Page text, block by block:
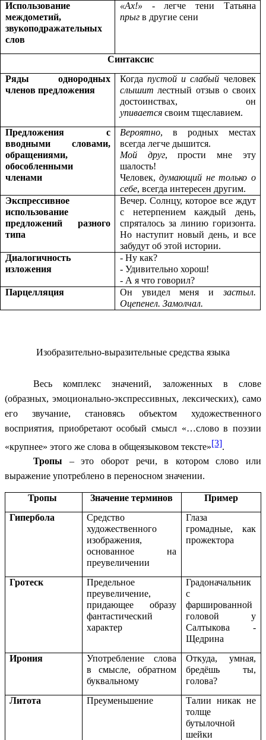
Использование
междометий,
звукоподражательных
слов
«Ах!» - легче тени Татьяна
прыг в другие сени
Синтаксис
Ряды однородных
членов предложения
Когдапустой и слабый человек
слышит лестный отзыв о своих
достоинствах, он
упивается своим тщеславием.
Предложения с
вводными словами,
обращениями,
обособленными
членами
Вероятно, в родных местах
всегда легче дышится.
Мой друг, прости мне эту
шалость!
Человек,думающий не только о
себе, всегда интересен другим.
Экспрессивное
использование
предложений разного
типа
Вечер. Солнцу, которое все ждут
с нетерпением каждый день,
спряталось за линию горизонта.
Но наступит новый день, и все
забудут об этой истории.
Диалогичность
изложения
- Ну как?
- Удивительно хорош!
- А я что говорил?
Парцелляция
Он увидел меня изастыл.
Оцепенел. Замолчал.
Изобразительно-выразительные средства языка
Весь комплекс значений, заложенных в слове
(образных, эмоционально-экспрессивных, лексических), само
его звучание, становясь объектом художественного
восприятия, приобретают особый смысл «…слово в поэзии
«крупнее» этого же слова в общеязыковом тексте»[3].
Тропы – это оборот речи, в котором слово или
выражение употреблено в переносном значении.
Тропы Значение терминов
Пример
Гипербола
Средство
художественного
изображения,
основанное на
преувеличении
Глаза
громадные, как
прожектора
Гротеск
Предельное
преувеличение,
придающее образу
фантастический
характер
Градоначальник
с
фаршированной
головой у
Салтыкова -
Щедрина
Ирония
Употребление слова
в смысле, обратном
буквальному
Откуда, умная,
бредёшь ты,
голова?
Литота
Преуменьшение
Талии никак не
толще
бутылочной
шейки